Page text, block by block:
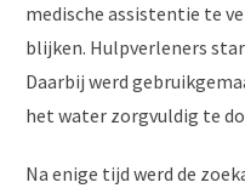
medische assistentie te
blijken. Hulpverleners
Daarbij werd
het water zorgvuldig te
Na enige tijd werd de